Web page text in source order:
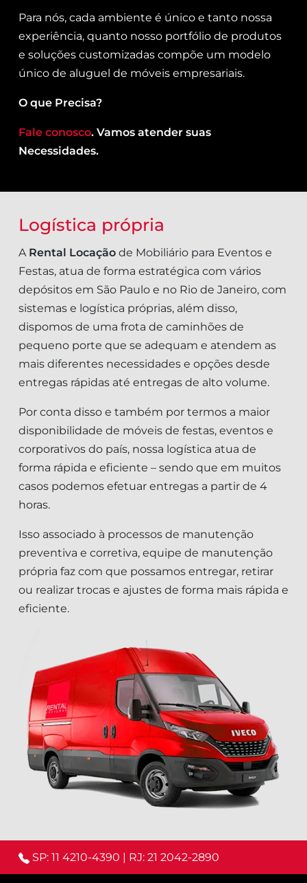
Para nós, cada ambiente é único e tanto nossa
experiência, quanto nosso portfólio de produtos
e soluções customizadas compõe um modelo
único de aluguel de móveis empresariais.
O que Precisa?
Fale conosco. Vamos atender suas
Necessidades.
Logística própria
A Rental Locação de Mobiliário para Eventos e
Festas, atua de forma estratégica com vários
depósitos em São Paulo e no Rio de Janeiro, com
sistemas e logística próprias, além disso,
dispomos de uma frota de caminhões de
pequeno porte que se adequam e atendem as
mais diferentes necessidades e opções desde
entregas rápidas até entregas de alto volume.
Por conta disso e também por termos a maior
disponibilidade de móveis de festas, eventos e
corporativos do país, nossa logística atua de
forma rápida e eficiente – sendo que em muitos
casos podemos efetuar entregas a partir de 4
horas.
Isso associado à processos de manutenção
preventiva e corretiva, equipe de manutenção
própria faz com que possamos entregar, retirar
ou realizar trocas e ajustes de forma mais rápida e
eficiente.
SP: 11 4210-4390 | RJ: 21 2042-2890